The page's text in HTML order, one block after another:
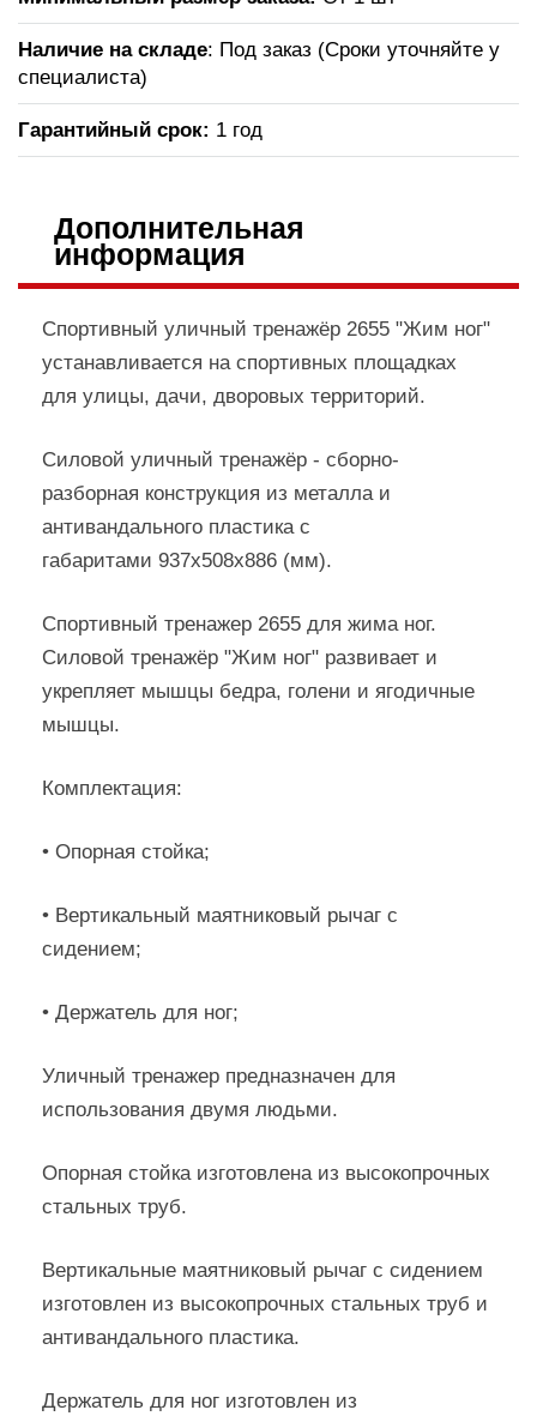
Наличие на складе: Под заказ (Сроки уточняйте у
специалиста)
Гарантийный срок: 1 год
Дополнительная
информация
Спортивный уличный тренажёр 2655 "Жим ног"
устанавливается на спортивных площадках
для улицы, дачи, дворовых территорий.
Силовой уличный тренажёр - сборно-
разборная конструкция из металла и
антивандального пластика с
габаритами 937х508х886 (мм).
Спортивный тренажер 2655 для жима ног.
Силовой тренажёр "Жим ног" развивает и
укрепляет мышцы бедра, голени и ягодичные
мышцы.
Комплектация:
• Опорная стойка;
• Вертикальный маятниковый рычаг с
сидением;
• Держатель для ног;
Уличный тренажер предназначен для
использования двумя людьми.
Опорная стойка изготовлена из высокопрочных
стальных труб.
Вертикальные маятниковый рычаг с сидением
изготовлен из высокопрочных стальных труб и
антивандального пластика.
Держатель для ног изготовлен из